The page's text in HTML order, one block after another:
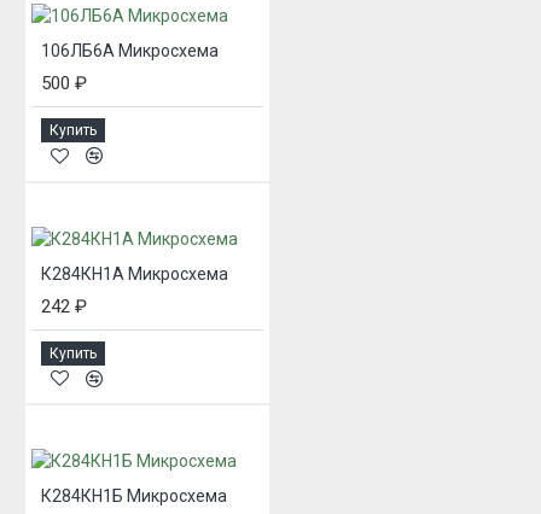
106ЛБ6А Микросхема
500 ₽
Купить
К284КН1А Микросхема
242 ₽
Купить
К284КН1Б Микросхема